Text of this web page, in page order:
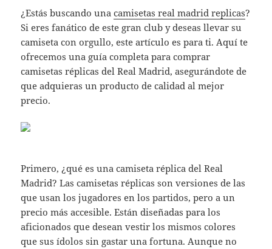
¿Estás buscando unacamisetas real madrid replicas?
Si eres fanático de este gran club y deseas llevar su
camiseta con orgullo, este artículo es para ti. Aquí te
ofrecemos una guía completa para comprar
camisetas réplicas del Real Madrid, asegurándote de
que adquieras un producto de calidad al mejor
precio.
Primero, ¿qué es una camiseta réplica del Real
Madrid? Las camisetas réplicas son versiones de las
que usan los jugadores en los partidos, pero a un
precio más accesible. Están diseñadas para los
aficionados que desean vestir los mismos colores
que sus ídolos sin gastar una fortuna. Aunque no